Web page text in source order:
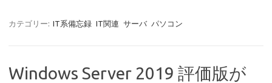
カテゴリー: IT系備忘録 IT関連 サーバ パソコン
Windows Server 2019 評価版が